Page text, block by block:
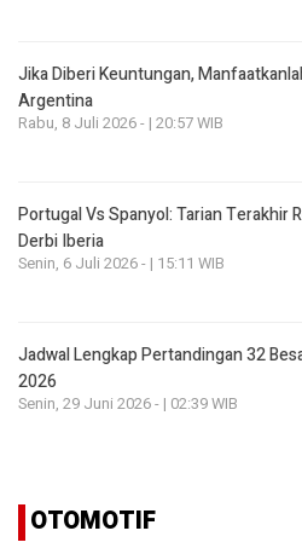
Jika Diberi Keuntungan,
Argentina
Rabu, 8 Juli 2026 - | 20:57 WIB
Portugal Vs Spanyol: Tarian Terakhir
Derbi Iberia
Senin, 6 Juli 2026 - | 15:11 WIB
Jadwal Lengkap Pertandingan 32
2026
Senin, 29 Juni 2026 - | 02:39 WIB
OTOMOTIF